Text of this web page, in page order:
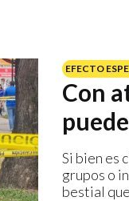
EFECTO
Con
Si bien es
grupos o
bestial